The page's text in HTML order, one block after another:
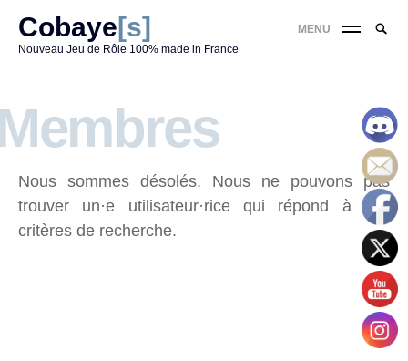
Skip
to
Cobaye[s]
Nouveau Jeu de Rôle 100% made in France
MENU
Nous sommes désolés. Nous ne pouvons pas
trouver un·e utilisateur·rice qui répond à vos
critères de recherche.